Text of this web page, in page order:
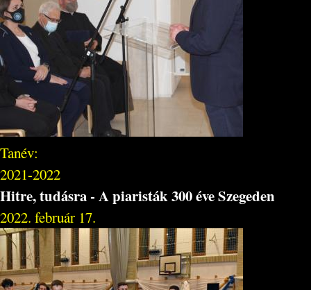
Tanév:
2021-2022
Hitre, tudásra - A piaristák 300 éve Szegeden
2022. február 17.